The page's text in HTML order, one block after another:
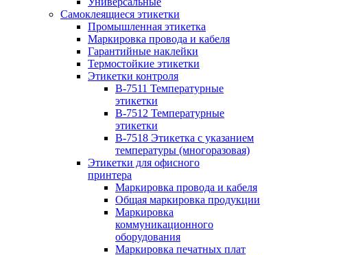
Самоклеящиеся этикетки
Промышленная этикетка
Маркировка провода и кабеля
Гарантийные наклейки
Термостойкие этикетки
Этикетки контроля
B-7511 Температурные
этикетки
B-7512 Температурные
этикетки
B-7518 Этикетка с указанием
температуры (многоразовая)
Этикетки для офисного
принтера
Маркировка провода и кабеля
Общая маркировка продукции
Маркировка
коммуникационного
оборудования
Маркировка печатных плат